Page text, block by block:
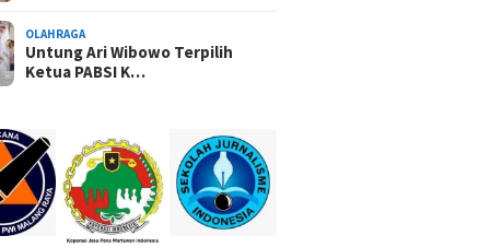
OLAHRAGA
Untung Ari Wibowo Terpilih
Ketua PABSI K…